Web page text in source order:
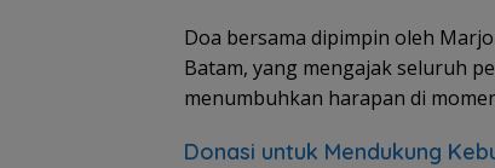
Doa bersama dipimpin oleh
Batam, yang mengajak seluruh
menumbuhkan harapan di
Donasi untuk Mendukung